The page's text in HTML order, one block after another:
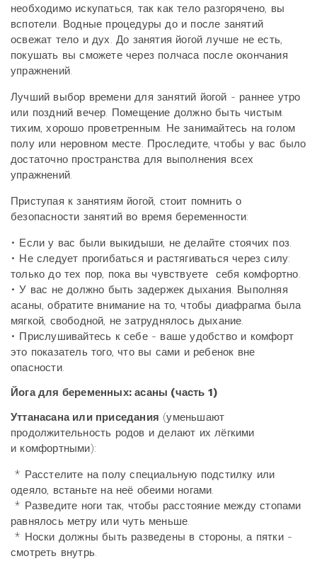
необходимо искупаться, так как тело разгорячено, вы
вспотели. Водные процедуры до и после занятий
освежат тело и дух. До занятия йогой лучше не есть,
покушать вы сможете через полчаса после окончания
упражнений.
Лучший выбор времени для занятий йогой - раннее утро
или поздний вечер. Помещение должно быть чистым.
тихим, хорошо проветренным. Не занимайтесь на голом
полу или неровном месте. Проследите, чтобы у вас было
достаточно пространства для выполнения всех
упражнений.
Приступая к занятиям йогой, стоит помнить о
безопасности занятий во время беременности:
• Если у вас были выкидыши, не делайте стоячих поз.
• Не следует прогибаться и растягиваться через силу:
только до тех пор, пока вы чувствуете себя комфортно.
• У вас не должно быть задержек дыхания. Выполняя
асаны, обратите внимание на то, чтобы диафрагма была
мягкой, свободной, не затруднялось дыхание.
• Прислушивайтесь к себе - ваше удобство и комфорт
это показатель того, что вы сами и ребенок вне
опасности.
Йога для беременных: асаны (часть 1)
Уттанасана или приседания (уменьшают
продолжительность родов и делают их лёгкими
и комфортными):
* Расстелите на полу специальную подстилку или
одеяло, встаньте на неё обеими ногами.
* Разведите ноги так, чтобы расстояние между стопами
равнялось метру или чуть меньше.
* Носки должны быть разведены в стороны, а пятки -
смотреть внутрь.